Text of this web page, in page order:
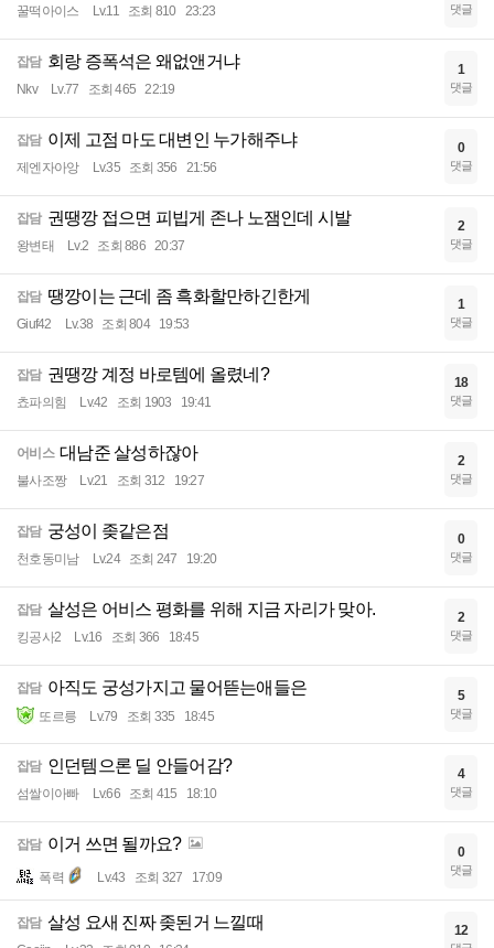
꿀떡아이스 Lv.11 조회 810 23:23 댓글
잡담 회랑 증폭석은 왜없앤거냐
Nkv Lv.77 조회 465 22:19
1
댓글
잡담 이제 고점 마도 대변인 누가해주냐
제엔자아앙 Lv.35 조회 356 21:56
0
댓글
잡담 권땡깡 접으면 피빕게 존나 노잼인데 시발
왕변태 Lv.2 조회 886 20:37
2
댓글
잡담 땡깡이는 근데 좀 흑화할만하긴한게
Giuf42 Lv.38 조회 804 19:53
1
댓글
잡담 권땡깡 계정 바로템에 올렸네?
쵸파의힘 Lv.42 조회 1903 19:41
18
댓글
어비스 대남준 살성하잖아
불사조짱 Lv.21 조회 312 19:27
2
댓글
잡담 궁성이 좆같은점
천호동미남 Lv.24 조회 247 19:20
0
댓글
잡담 살성은 어비스 평화를 위해 지금 자리가 맞아.
킹공사2 Lv.16 조회 366 18:45
2
댓글
잡담 아직도 궁성가지고 물어뜯는애들은
또르릉 Lv.79 조회 335 18:45
5
댓글
잡담 인던템으론 딜 안들어감?
섬쌀이아빠 Lv.66 조회 415 18:10
4
댓글
잡담 이거 쓰면 될까요?
폭력 Lv.43 조회 327 17:09
0
댓글
잡담 살성 요새 진짜 좆된거 느낄때 12